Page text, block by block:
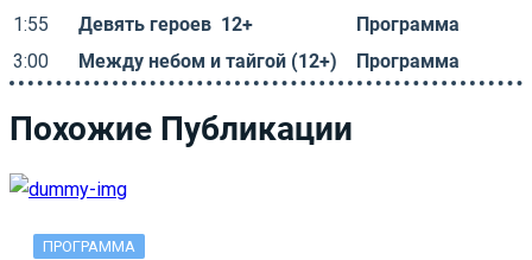
1:55 Девять героев 12+
Программа
3:00
Между небом и тайгой (12+) Программа
Похожие Публикации
ПРОГРАММА